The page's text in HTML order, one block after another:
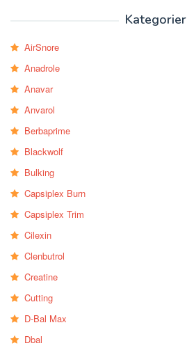
Kategorier
AirSnore
Anadrole
Anavar
Anvarol
Berbaprime
Blackwolf
Bulking
Capsiplex Burn
Capsiplex Trim
Cilexin
Clenbutrol
Creatine
Cutting
D-Bal Max
Dbal